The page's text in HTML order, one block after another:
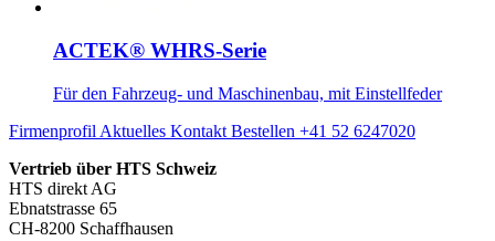
ACTEK® WHRS-Serie
Für den Fahrzeug- und Maschinenbau, mit Einstellfeder
Firmenprofil Aktuelles Kontakt Bestellen +41 52 6247020
Vertrieb über HTS Schweiz
HTS direkt AG
Ebnatstrasse 65
CH-8200 Schaffhausen